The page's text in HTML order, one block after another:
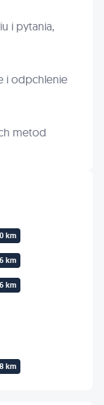
km
km
km
km
i pytania,
i odpchlenie
metod